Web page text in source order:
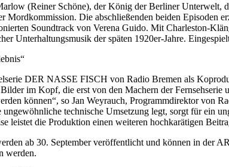
(Reiner Schöne), der König der Berliner
Mordkommission. Die abschließenden beiden Episoden
Soundtrack von Verena Guido. Mit Charleston-
Unterhaltungsmusik der späten 1920er-Jahre.
DER NASSE FISCH von Radio Bremen als
im Kopf, die erst von den Machern der
können“, so Jan Weyrauch, Programmdirektor von
technische Umsetzung legt, sorgt für ein
leistet die Produktion einen weiteren hochkarätigen
ab 30. September veröffentlicht und können in der
werden.